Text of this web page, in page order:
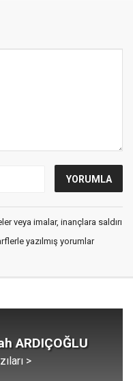
veya imalar, inançlara saldırı
yazılmış yorumlar
ARDIÇOĞLU
>